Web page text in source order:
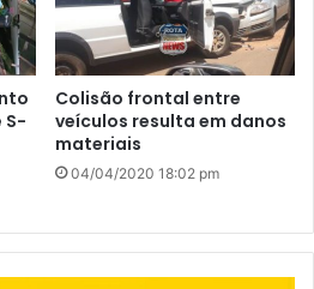
S-
Colisão frontal entre
veículos resulta em danos
materiais
04/04/2020 18:02 pm